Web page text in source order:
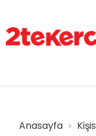
Anasayfa